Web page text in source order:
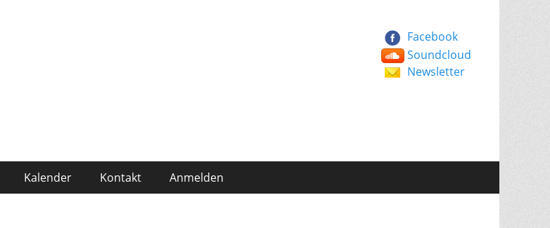
Facebook
Soundcloud
Newsletter
Kalender Kontakt Anmelden